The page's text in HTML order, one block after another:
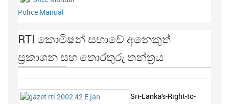
Police Manual
RTI කොමිෂන් සභාවේ අනෙකුත්
ප්‍රකාශන සහ තොරතුරු තන්ත්‍රය
Sri-Lanka's-Right-to-